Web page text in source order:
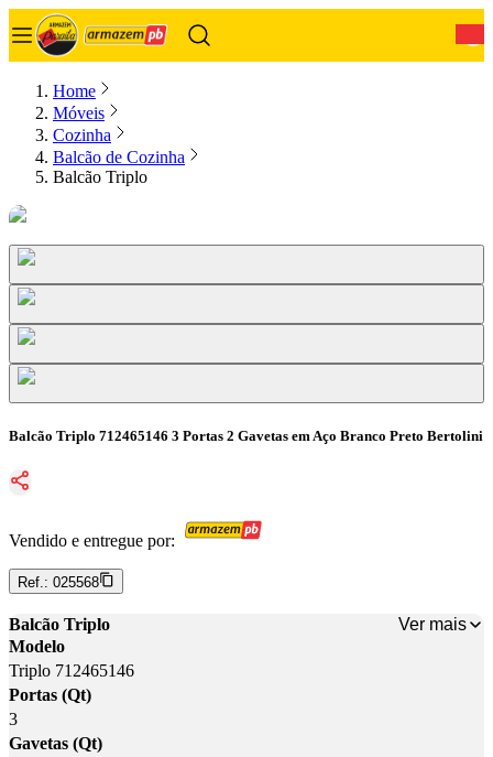
Home
Móveis
Cozinha
Balcão de Cozinha
Balcão Triplo
Balcão Triplo 712465146 3 Portas 2 Gavetas em Aço Branco Preto Bertolini
Vendido e entregue por:
Ref.: 025568
Balcão Triplo
Ver mais
Modelo
Triplo 712465146
Portas (Qt)
3
Gavetas (Qt)